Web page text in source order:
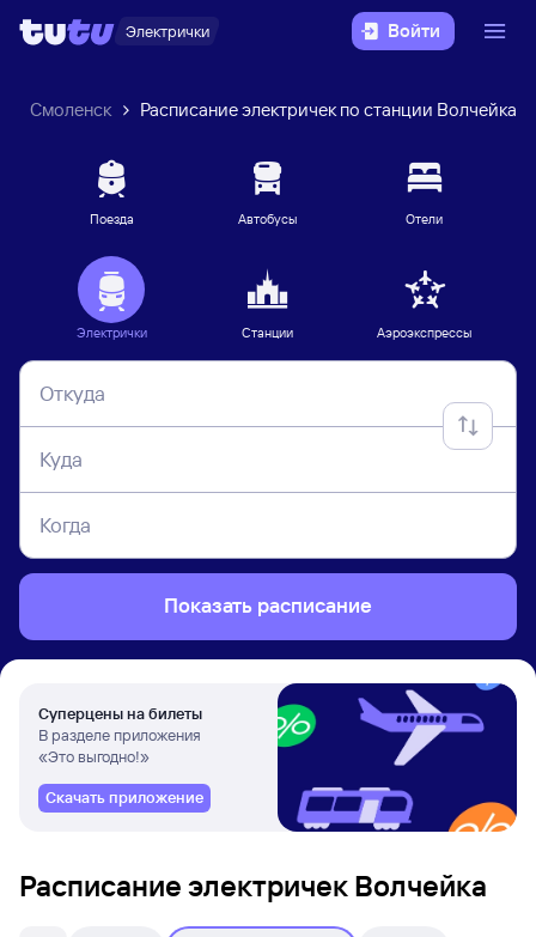
Электрички Войти
Смоленск Расписание электричек по станции Волчейка
Поезда Автобусы Отели
Электрички Станции Аэроэкспрессы
Откуда
Куда
Когда
Показать расписание
Суперцены на билеты
В разделе приложения
«Это выгодно!»
Скачать приложение
Расписание электричек Волчейка